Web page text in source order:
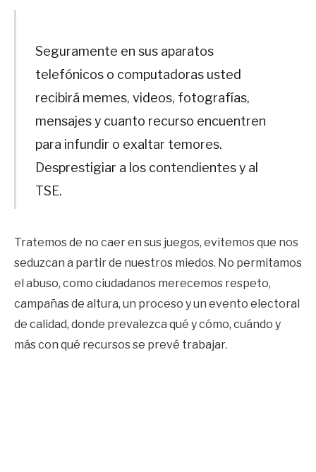
Seguramente en sus aparatos
telefónicos o computadoras usted
recibirá memes, videos, fotografías,
mensajes y cuanto recurso encuentren
para infundir o exaltar temores.
Desprestigiar a los contendientes y al
TSE.
Tratemos de no caer en sus juegos, evitemos que nos
seduzcan a partir de nuestros miedos. No permitamos
el abuso, como ciudadanos merecemos respeto,
campañas de altura, un proceso y un evento electoral
de calidad, donde prevalezca qué y cómo, cuándo y
más con qué recursos se prevé trabajar.